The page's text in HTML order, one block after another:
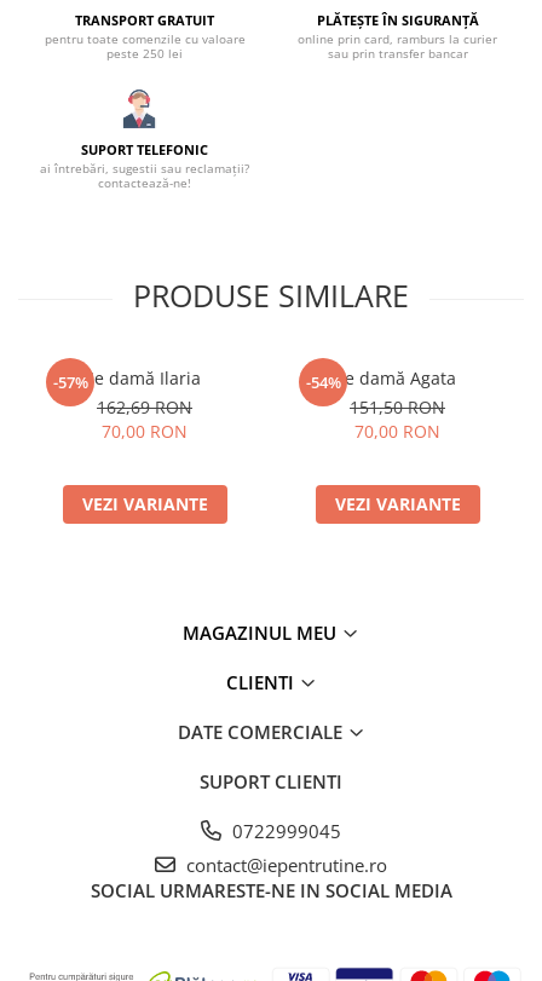
TRANSPORT GRATUIT
pentru toate comenzile cu valoare
peste 250 lei
PLĂTEȘTE ÎN SIGURANȚĂ
online prin card, ramburs la curier
sau prin transfer bancar
SUPORT TELEFONIC
ai întrebări, sugestii sau reclamații?
contactează-ne!
PRODUSE SIMILARE
-57%Ie damă Ilaria
162,69 RON
70,00 RON
VEZI VARIANTE
-54%Ie damă Agata
151,50 RON
70,00 RON
VEZI VARIANTE
MAGAZINUL MEU
CLIENTI
DATE COMERCIALE
SUPORT CLIENTI
0722999045
contact@iepentrutine.ro
SOCIAL URMARESTE-NE IN SOCIAL MEDIA